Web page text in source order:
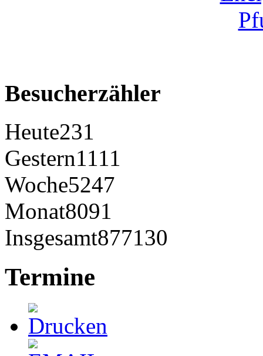
Besucherzähler
Heute231
Gestern1111
Woche5247
Monat8091
Insgesamt877130
Termine